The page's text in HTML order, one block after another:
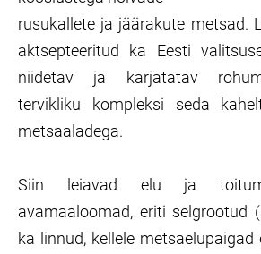
rusukallete ja jäärakute metsad.
aktsepteeritud ka Eesti
niidetav ja karjatatav
tervikliku kompleksi seda
metsaaladega.
Siin leiavad elu ja
avamaaloomad, eriti selgrootud
ka linnud, kellele